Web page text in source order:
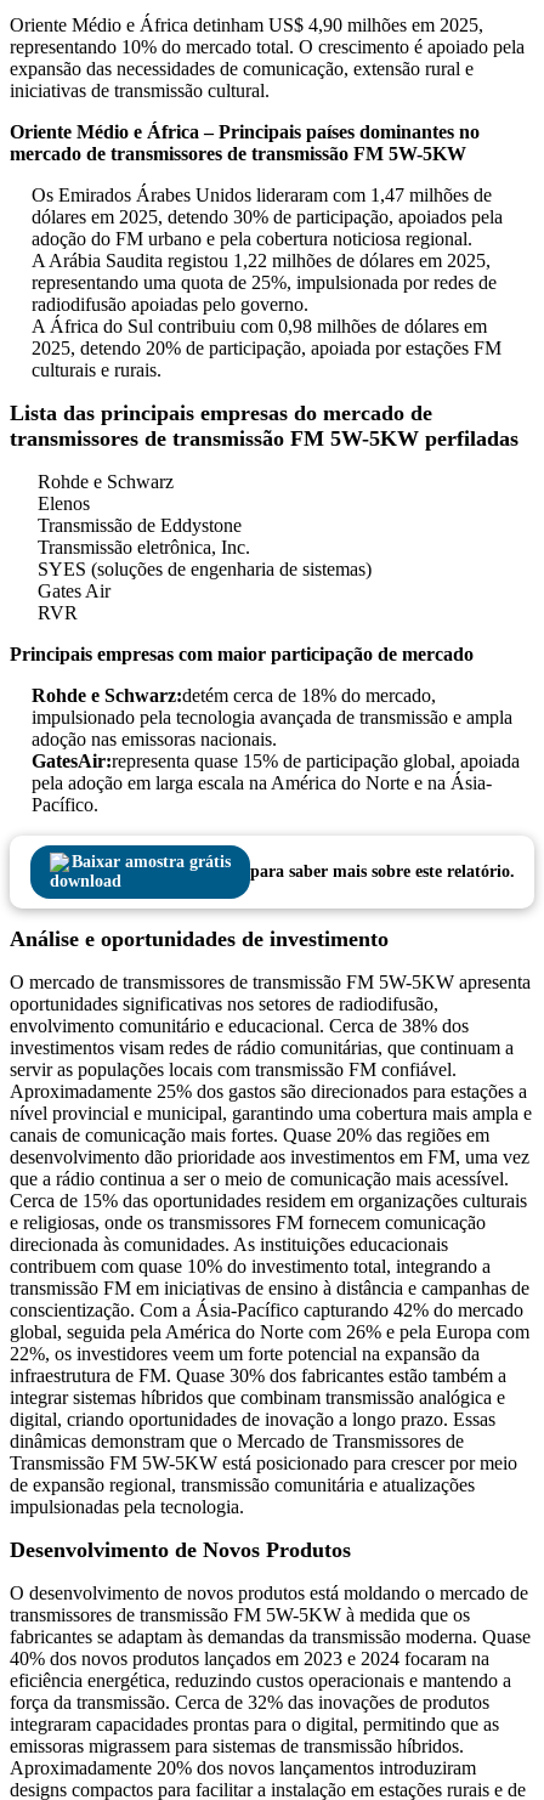
Oriente Médio e África detinham US$ 4,90 milhões em 2025,
representando 10% do mercado total. O crescimento é apoiado pela
expansão das necessidades de comunicação, extensão rural e
iniciativas de transmissão cultural.
Oriente Médio e África – Principais países dominantes no
mercado de transmissores de transmissão FM 5W-5KW
Os Emirados Árabes Unidos lideraram com 1,47 milhões de
dólares em 2025, detendo 30% de participação, apoiados pela
adoção do FM urbano e pela cobertura noticiosa regional.
A Arábia Saudita registou 1,22 milhões de dólares em 2025,
representando uma quota de 25%, impulsionada por redes de
radiodifusão apoiadas pelo governo.
A África do Sul contribuiu com 0,98 milhões de dólares em
2025, detendo 20% de participação, apoiada por estações FM
culturais e rurais.
Lista das principais empresas do mercado de
transmissores de transmissão FM 5W-5KW perfiladas
Rohde e Schwarz
Elenos
Transmissão de Eddystone
Transmissão eletrônica, Inc.
SYES (soluções de engenharia de sistemas)
Gates Air
RVR
Principais empresas com maior participação de mercado
Rohde e Schwarz:detém cerca de 18% do mercado,
impulsionado pela tecnologia avançada de transmissão e ampla
adoção nas emissoras nacionais.
GatesAir:representa quase 15% de participação global, apoiada
pela adoção em larga escala na América do Norte e na Ásia-
Pacífico.
Baixar amostra grátis
para saber mais sobre este relatório.
Análise e oportunidades de investimento
O mercado de transmissores de transmissão FM 5W-5KW apresenta
oportunidades significativas nos setores de radiodifusão,
envolvimento comunitário e educacional. Cerca de 38% dos
investimentos visam redes de rádio comunitárias, que continuam a
servir as populações locais com transmissão FM confiável.
Aproximadamente 25% dos gastos são direcionados para estações a
nível provincial e municipal, garantindo uma cobertura mais ampla e
canais de comunicação mais fortes. Quase 20% das regiões em
desenvolvimento dão prioridade aos investimentos em FM, uma vez
que a rádio continua a ser o meio de comunicação mais acessível.
Cerca de 15% das oportunidades residem em organizações culturais
e religiosas, onde os transmissores FM fornecem comunicação
direcionada às comunidades. As instituições educacionais
contribuem com quase 10% do investimento total, integrando a
transmissão FM em iniciativas de ensino à distância e campanhas de
conscientização. Com a Ásia-Pacífico capturando 42% do mercado
global, seguida pela América do Norte com 26% e pela Europa com
22%, os investidores veem um forte potencial na expansão da
infraestrutura de FM. Quase 30% dos fabricantes estão também a
integrar sistemas híbridos que combinam transmissão analógica e
digital, criando oportunidades de inovação a longo prazo. Essas
dinâmicas demonstram que o Mercado de Transmissores de
Transmissão FM 5W-5KW está posicionado para crescer por meio
de expansão regional, transmissão comunitária e atualizações
impulsionadas pela tecnologia.
Desenvolvimento de Novos Produtos
O desenvolvimento de novos produtos está moldando o mercado de
transmissores de transmissão FM 5W-5KW à medida que os
fabricantes se adaptam às demandas da transmissão moderna. Quase
40% dos novos produtos lançados em 2023 e 2024 focaram na
eficiência energética, reduzindo custos operacionais e mantendo a
força da transmissão. Cerca de 32% das inovações de produtos
integraram capacidades prontas para o digital, permitindo que as
emissoras migrassem para sistemas de transmissão híbridos.
Aproximadamente 20% dos novos lançamentos introduziram
designs compactos para facilitar a instalação em estações rurais e de